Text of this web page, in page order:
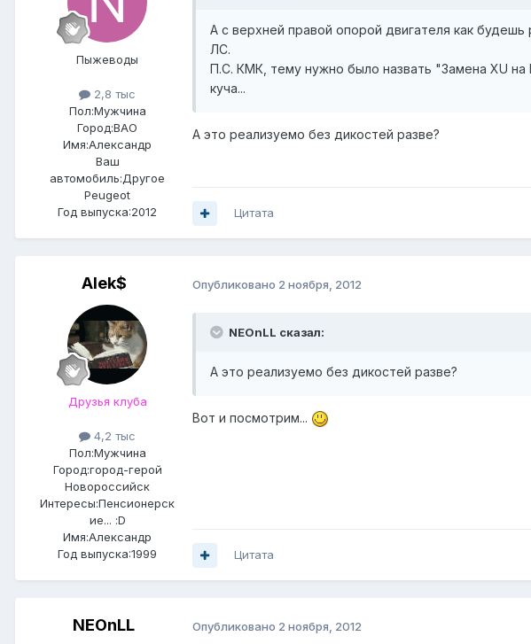
Пыжеводы
2,8 тыс
Пол:Мужчина
Город:ВАО
Имя:Александр
Ваш
автомобиль:Другое
Peugeot
Год выпуска:2012
А с верхней правой опорой двигателя как
ЛС.
П.С. КМК, тему нужно было назвать "Замена XU
куча...
А это реализуемо без дикостей разве?
Цитата
Alek$
Друзья клуба
4,2 тыс
Пол:Мужчина
Город:город-герой
Новороссийск
Интересы:Пенсионерск
ие... :D
Имя:Александр
Год выпуска:1999
Опубликовано 2 ноября, 2012
NEOnLL сказал:
А это реализуемо без дикостей разве?
Вот и посмотрим...
Цитата
NEOnLL Опубликовано 2 ноября, 2012